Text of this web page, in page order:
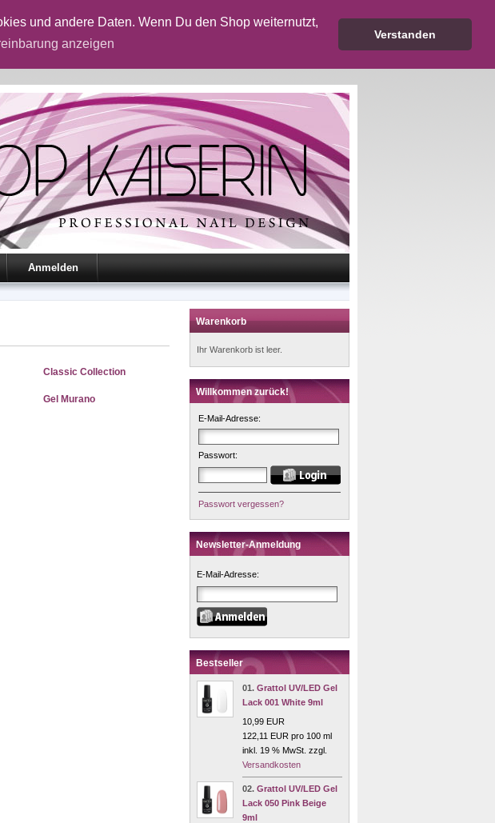
und andere Daten. Wenn Du den Shop weiternutzt,
anzeigen
Verstanden
Anmelden
Classic Collection
Gel Murano
Warenkorb
Ihr Warenkorb ist leer.
Willkommen zurück!
E-Mail-Adresse:
Passwort:
Passwort vergessen?
Newsletter-Anmeldung
E-Mail-Adresse:
Bestseller
01. Grattol UV/LED Gel
Lack 001 White 9ml
10,99 EUR
122,11 EUR pro 100 ml
inkl. 19 % MwSt. zzgl.
Versandkosten
02. Grattol UV/LED Gel
Lack 050 Pink Beige
9ml